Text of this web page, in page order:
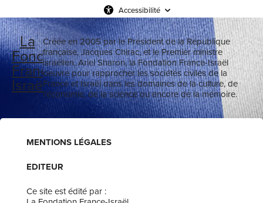
Accessibilité
La
Fondation
France-
Israël
Créée en 2005 par le Président de la République
française, Jacques Chirac, et le Premier ministre
israélien, Ariel Sharon, la Fondation France-Israël
oeuvre pour rapprocher les sociétés civiles de la
France et Israël dans les domaines de la culture, de
l'économie, de la science ou encore de la mémoire.
MENTIONS LÉGALES
EDITEUR
Ce site est édité par :